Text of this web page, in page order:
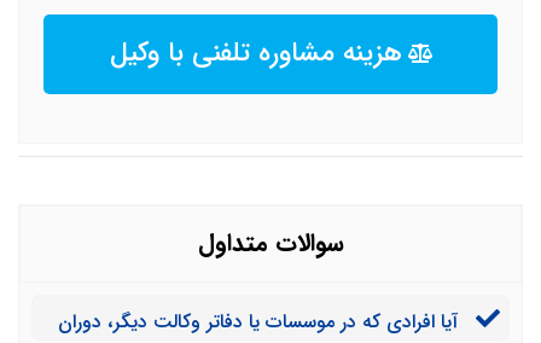
هزینه مشاوره تلفنی با وکیل
سوالات متداول
آیا افرادی که در موسسات یا دفاتر وکالت دیگر، دوران